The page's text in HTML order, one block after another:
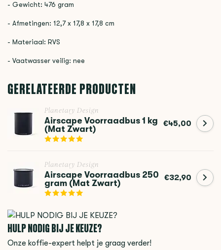
- Gewicht: 476 gram
- Afmetingen: 12,7 x 17,8 x 17,8 cm
- Materiaal: RVS
- Vaatwasser veilig: nee
GERELATEERDE PRODUCTEN
Planetary Design
Airscape Voorraadbus 1 kg
(Mat Zwart)
€45,00
Planetary Design
Airscape Voorraadbus 250
gram (Mat Zwart)
€32,90
HULP NODIG BIJ JE KEUZE?
Onze koffie-expert helpt je graag verder!